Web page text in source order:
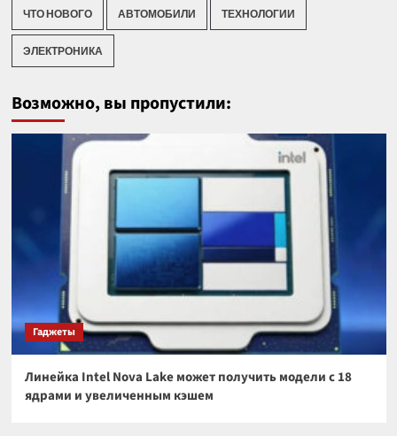
ЧТО НОВОГО АВТОМОБИЛИ ТЕХНОЛОГИИ
ЭЛЕКТРОНИКА
Возможно, вы пропустили:
Гаджеты
Линейка Intel Nova Lake может получить модели с 18
ядрами и увеличенным кэшем